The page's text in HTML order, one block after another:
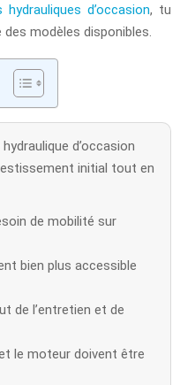
hydrauliques d’occasion, tu
modèles disponibles.
d’occasion
initial tout en
de mobilité sur
bien plus accessible
de l’entretien et de
le moteur doivent être